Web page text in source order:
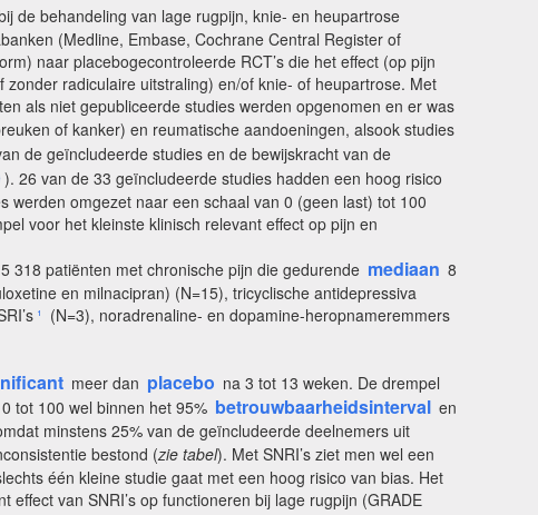
de behandeling van lage rugpijn, knie- en heupartrose
(Medline, Embase, Cochrane Central Register of
naar placebogecontroleerde RCT’s die het effect (op pijn
radiculaire uitstraling) en/of knie- of heupartrose. Met
als niet gepubliceerde studies werden opgenomen en er was
of kanker) en reumatische aandoeningen, alsook studies
de geïncludeerde studies en de bewijskracht van de
). 26 van de 33 geïncludeerde studies hadden een hoog risico
werden omgezet naar een schaal van 0 (geen last) tot 100
voor het kleinste klinisch relevant effect op pijn en
318 patiënten met chronische pijn die gedurende mediaan 8
en milnacipran) (N=15), tricyclische antidepressiva
¹ (N=3), noradrenaline- en dopamine-heropnameremmers
meer dan placebo na 3 tot 13 weken. De drempel
tot 100 wel binnen het 95% betrouwbaarheidsinterval en
minstens 25% van de geïncludeerde deelnemers uit
bestond (zie tabel). Met SNRI’s ziet men wel een
één kleine studie gaat met een hoog risico van bias. Het
van SNRI’s op functioneren bij lage rugpijn (GRADE